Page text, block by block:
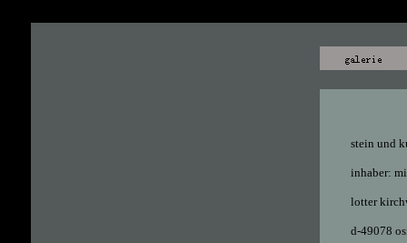
stein und
inhaber:
lotter
d-49078